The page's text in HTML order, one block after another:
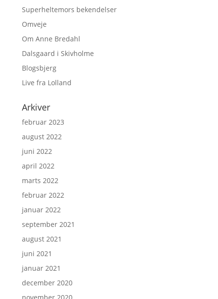
Superheltemors bekendelser
Omveje
Om Anne Bredahl
Dalsgaard i Skivholme
Blogsbjerg
Live fra Lolland
Arkiver
februar 2023
august 2022
juni 2022
april 2022
marts 2022
februar 2022
januar 2022
september 2021
august 2021
juni 2021
januar 2021
december 2020